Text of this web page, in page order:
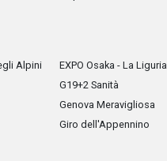
Alpini
EXPO Osaka - La Liguria
G19+2 Sanità
Genova Meravigliosa
Giro dell'Appennino